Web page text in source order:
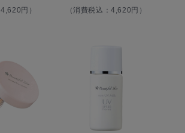
円）
（消費税込：4,620円）